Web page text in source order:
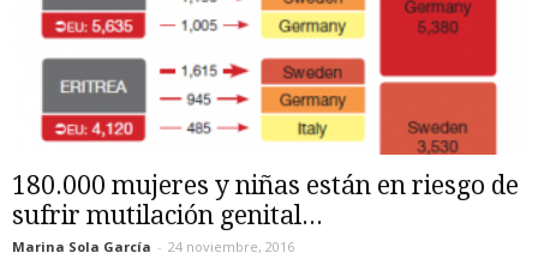
180.000 mujeres y niñas están en riesgo de
sufrir mutilación genital...
Marina Sola García - 24 noviembre, 2016